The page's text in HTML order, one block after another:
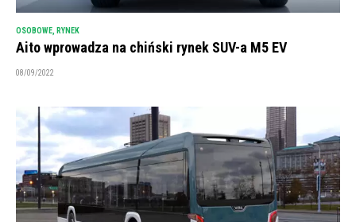
OSOBOWE RYNEK
Aito wprowadza na chiński rynek SUV-a M5 EV
08/09/2022